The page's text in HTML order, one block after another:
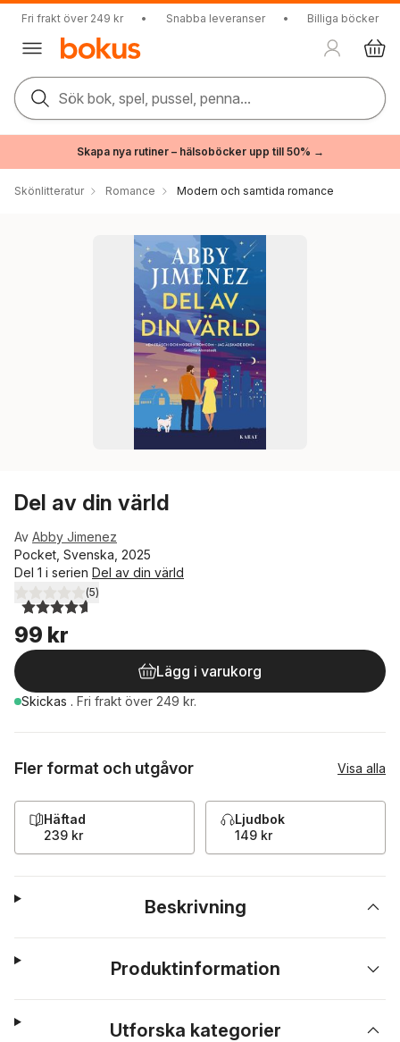
Fri frakt över 249 kr • Snabba leveranser • Billiga böcker
Sök bok, spel, pussel, penna...
Skapa nya rutiner – hälsoböcker upp till 50% →
Skönlitteratur Romance Modern och samtida romance
Del av din värld
Av Abby Jimenez
Pocket, Svenska, 2025
Del 1 i serien Del av din värld
4,6utav 5 stjärnor. Totalt antal röster:
(5)
99 kr
Lägg i varukorg
Skickas . Fri frakt över 249 kr.
Fler format och utgåvor Visa alla
Häftad
239 kr
Ljudbok
149 kr
Beskrivning
Produktinformation
Utforska kategorier